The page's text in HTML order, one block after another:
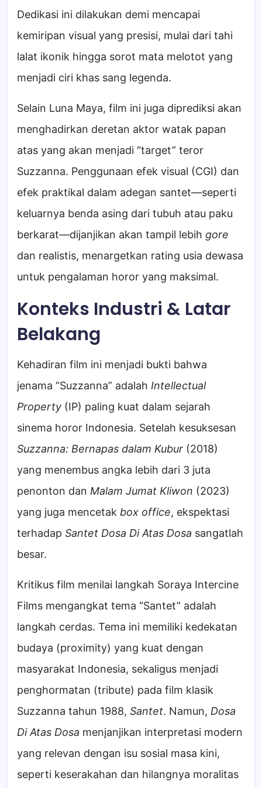
Dedikasi ini dilakukan demi mencapai
kemiripan visual yang presisi, mulai dari tahi
lalat ikonik hingga sorot mata melotot yang
menjadi ciri khas sang legenda.
Selain Luna Maya, film ini juga diprediksi akan
menghadirkan deretan aktor watak papan
atas yang akan menjadi “target” teror
Suzzanna. Penggunaan efek visual (CGI) dan
efek praktikal dalam adegan santet—seperti
keluarnya benda asing dari tubuh atau paku
berkarat—dijanjikan akan tampil lebih gore
dan realistis, menargetkan rating usia dewasa
untuk pengalaman horor yang maksimal.
Konteks Industri & Latar
Belakang
Kehadiran film ini menjadi bukti bahwa
jenama “Suzzanna” adalah Intellectual
Property (IP) paling kuat dalam sejarah
sinema horor Indonesia. Setelah kesuksesan
Suzzanna: Bernapas dalam Kubur (2018)
yang menembus angka lebih dari 3 juta
penonton dan Malam Jumat Kliwon (2023)
yang juga mencetak box office, ekspektasi
terhadap Santet Dosa Di Atas Dosa sangatlah
besar.
Kritikus film menilai langkah Soraya Intercine
Films mengangkat tema “Santet” adalah
langkah cerdas. Tema ini memiliki kedekatan
budaya (proximity) yang kuat dengan
masyarakat Indonesia, sekaligus menjadi
penghormatan (tribute) pada film klasik
Suzzanna tahun 1988, Santet. Namun, Dosa
Di Atas Dosa menjanjikan interpretasi modern
yang relevan dengan isu sosial masa kini,
seperti keserakahan dan hilangnya moralitas